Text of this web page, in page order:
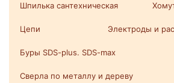
Шпилька сантехническая
Цепи Электроды и
Буры SDS-plus. SDS-max
Сверла по металлу и дереву